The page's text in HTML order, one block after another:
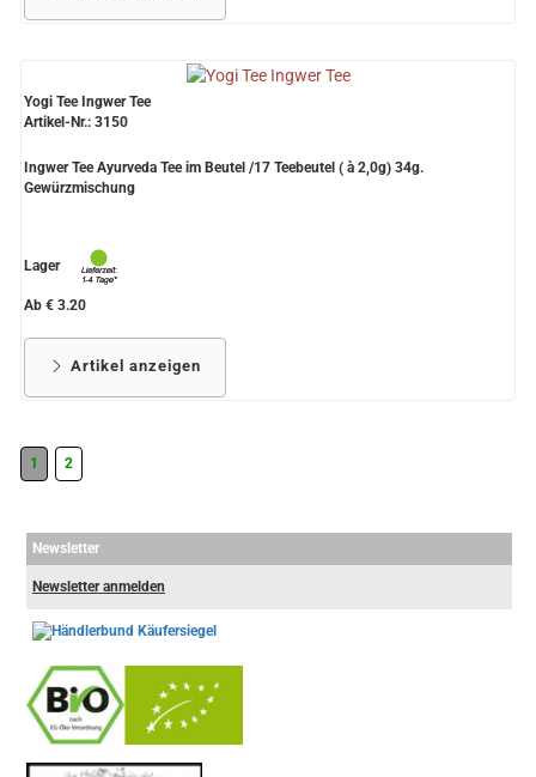
Yogi Tee Ingwer Tee
Artikel-Nr.: 3150
Ingwer Tee Ayurveda Tee im Beutel /17 Teebeutel ( à 2,0g) 34g.
Gewürzmischung
Lager
Ab € 3.20
Artikel anzeigen
1 2
Newsletter
Newsletter anmelden